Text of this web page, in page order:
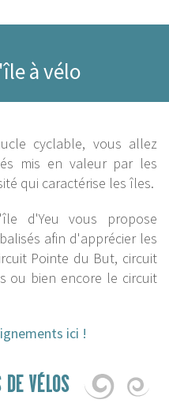
à vélo
cyclable, vous allez
mis en valeur par les
qui caractérise les îles.
d'Yeu vous propose
afin d'apprécier les
Pointe du But, circuit
ou bien encore le circuit
ici !
DE VÉLOS